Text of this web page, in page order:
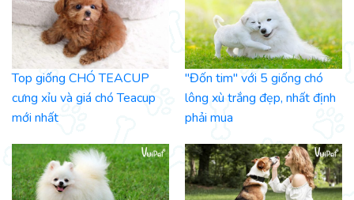
Top giống CHÓ TEACUP
cưng xỉu và giá chó Teacup
mới nhất
"Đốn tim" với 5 giống chó
lông xù trắng đẹp, nhất định
phải mua